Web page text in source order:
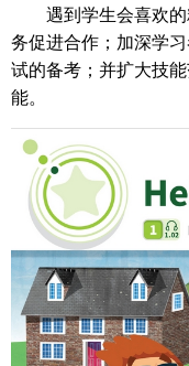
遇到学生会喜欢
务促进合作；加深学
试的备考；并扩大技
能。